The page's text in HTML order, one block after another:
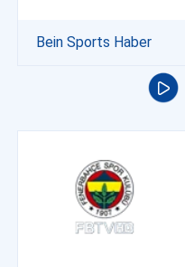
Bein Sports Haber